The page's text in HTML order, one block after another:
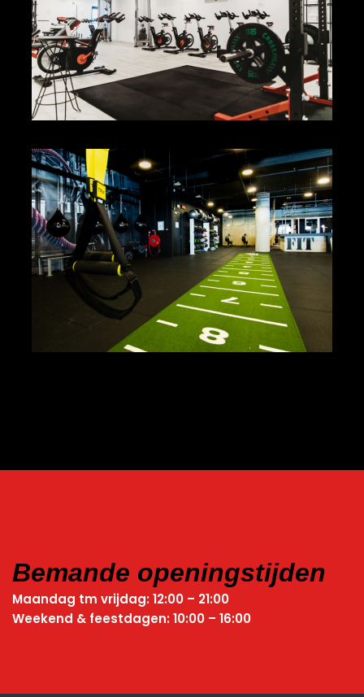
Bemande openingstijden
Maandag tm vrijdag: 12:00 – 21:00
Weekend & feestdagen: 10:00 – 16:00